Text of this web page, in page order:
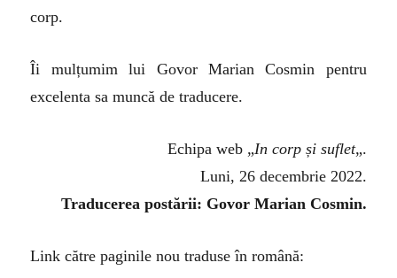
corp.
Îi mulțumim lui Govor Marian Cosmin pentru
excelenta sa muncă de traducere.
Echipa web „In corp și suflet„.
Luni, 26 decembrie 2022.
Traducerea postării: Govor Marian Cosmin.
Link către paginile nou traduse în română: